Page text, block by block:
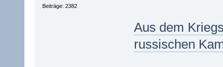
Beiträge: 2382
Aus dem
russischen